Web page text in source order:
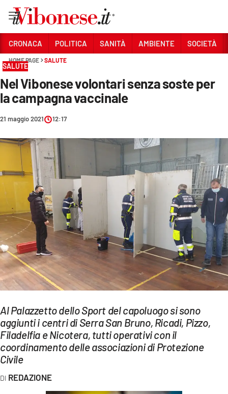
Sezioni
CRONACA
POLITICA
SANITÀ
AMBIENTE
SOCIETÀ
CULTURA
ECONOMIA E LAVORO
EVENTI
SPORT
Streaming
LAC NETWORK
LAC ONAIR
LaC
CRONACA POLITICA SANITÀ AMBIENTE SOCIETÀ
HOME PAGE SALUTE
SALUTE
Nel Vibonese volontari senza soste per
la campagna vaccinale
21 maggio 2021 12:17
Al Palazzetto dello Sport del capoluogo si sono
aggiunti i centri di Serra San Bruno, Ricadi, Pizzo,
Filadelfia e Nicotera, tutti operativi con il
coordinamento delle associazioni di Protezione
Civile
REDAZIONE